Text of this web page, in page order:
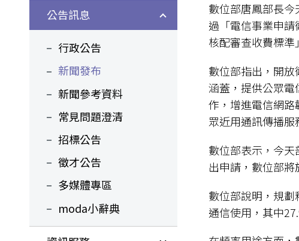
公告訊息
行政公告
新聞發布
新聞參考資料
常見問題澄清
招標公告
徵才公告
多媒體專區
moda小辭典
數位部唐鳳部長
過「電信事業申
核配審查收費標
數位部指出，開
涵蓋，提供公眾
作，增進電信網
眾近用通訊傳播服
數位部表示，今
出申請，數位部
數位部說明，規劃
通信使用，其中